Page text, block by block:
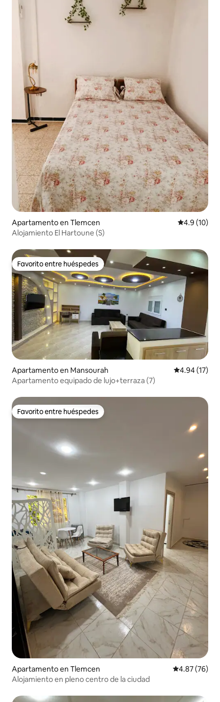
Apartamento en Tlemcen Calificación
4.9 (10)
Alojamiento El Hartoune (S)
Favorito entre huéspedes
Favorito entre huéspedes
Apartamento en Mansourah Calificación
4.94 (17)
Apartamento equipado de lujo+terraza (7)
Favorito entre huéspedes
Favorito entre huéspedes
Apartamento en Tlemcen Calificación
4.87 (76)
Alojamiento en pleno centro de la ciudad